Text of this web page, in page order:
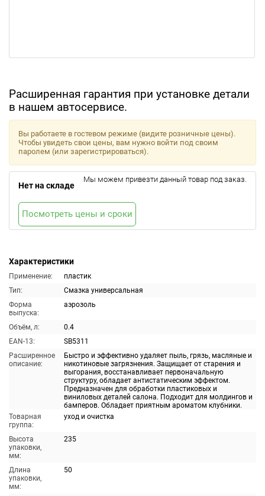
Расширенная гарантия при установке детали
в нашем автосервисе.
Характеристики
Применение:
пластик
Тип:
Смазка универсальная
Форма
выпуска:
аэрозоль
Объём, л:
0.4
EAN-13:
SB5311
Расширенное
описание:
Быстро и эффективно удаляет пыль, грязь, масляные и
никотиновые загрязнения. Защищает от старения и
выгорания, восстанавливает первоначальную
структуру, обладает антистатическим эффектом.
Предназначен для обработки пластиковых и
виниловых деталей салона. Подходит для молдингов и
бамперов. Обладает приятным ароматом клубники.
Товарная
группа:
уход и очистка
Высота
упаковки,
мм:
235
Длина
упаковки,
мм:
50
Вы работаете в гостевом режиме (видите розничные цены).
Чтобы увидеть свои цены, вам нужно войти под своим
паролем (или зарегистрироваться).
Нет на складе
Мы можем привезти данный товар под заказ.
Посмотреть цены и сроки